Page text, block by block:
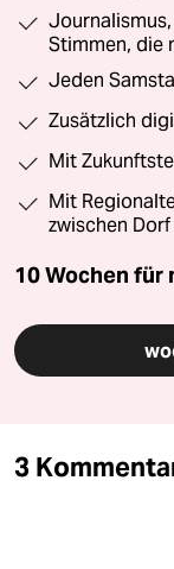
Stimmen, die
Jeden
Zusätzlich
Mit
Mit
zwischen
10 Wochen für
3